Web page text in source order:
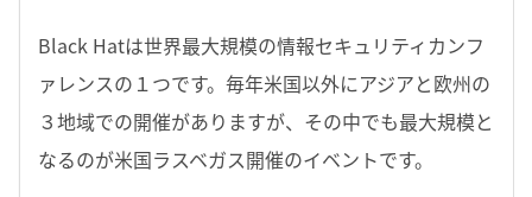
Black Hatは世界最大規模の情報セキュリティカンフ
ァレンスの１つです。毎年米国以外にアジアと欧州の
３地域での開催がありますが、その中でも最大規模と
なるのが米国ラスベガス開催のイベントです。